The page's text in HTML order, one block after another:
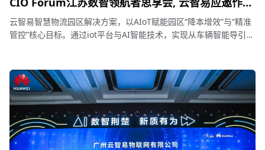
物流园区解决方案伙伴展出
云智易智慧物流园区解决方案，以AIoT赋能园区“降本增效”与“精准
管控”核心目标。通过iot平台与AI智能技术，实现从车辆智能导引、